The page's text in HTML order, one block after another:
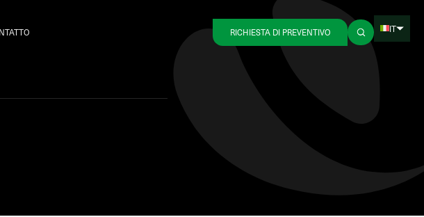
RICHIESTA DI PREVENTIVO IT